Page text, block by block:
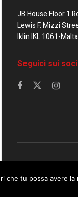
JB House Floor 1
Lewis F. Mizzi
Iklin IKL 1061-Malta
Seguici sui
© 2023 Corriere di
By continuing to use
che tu possa avere